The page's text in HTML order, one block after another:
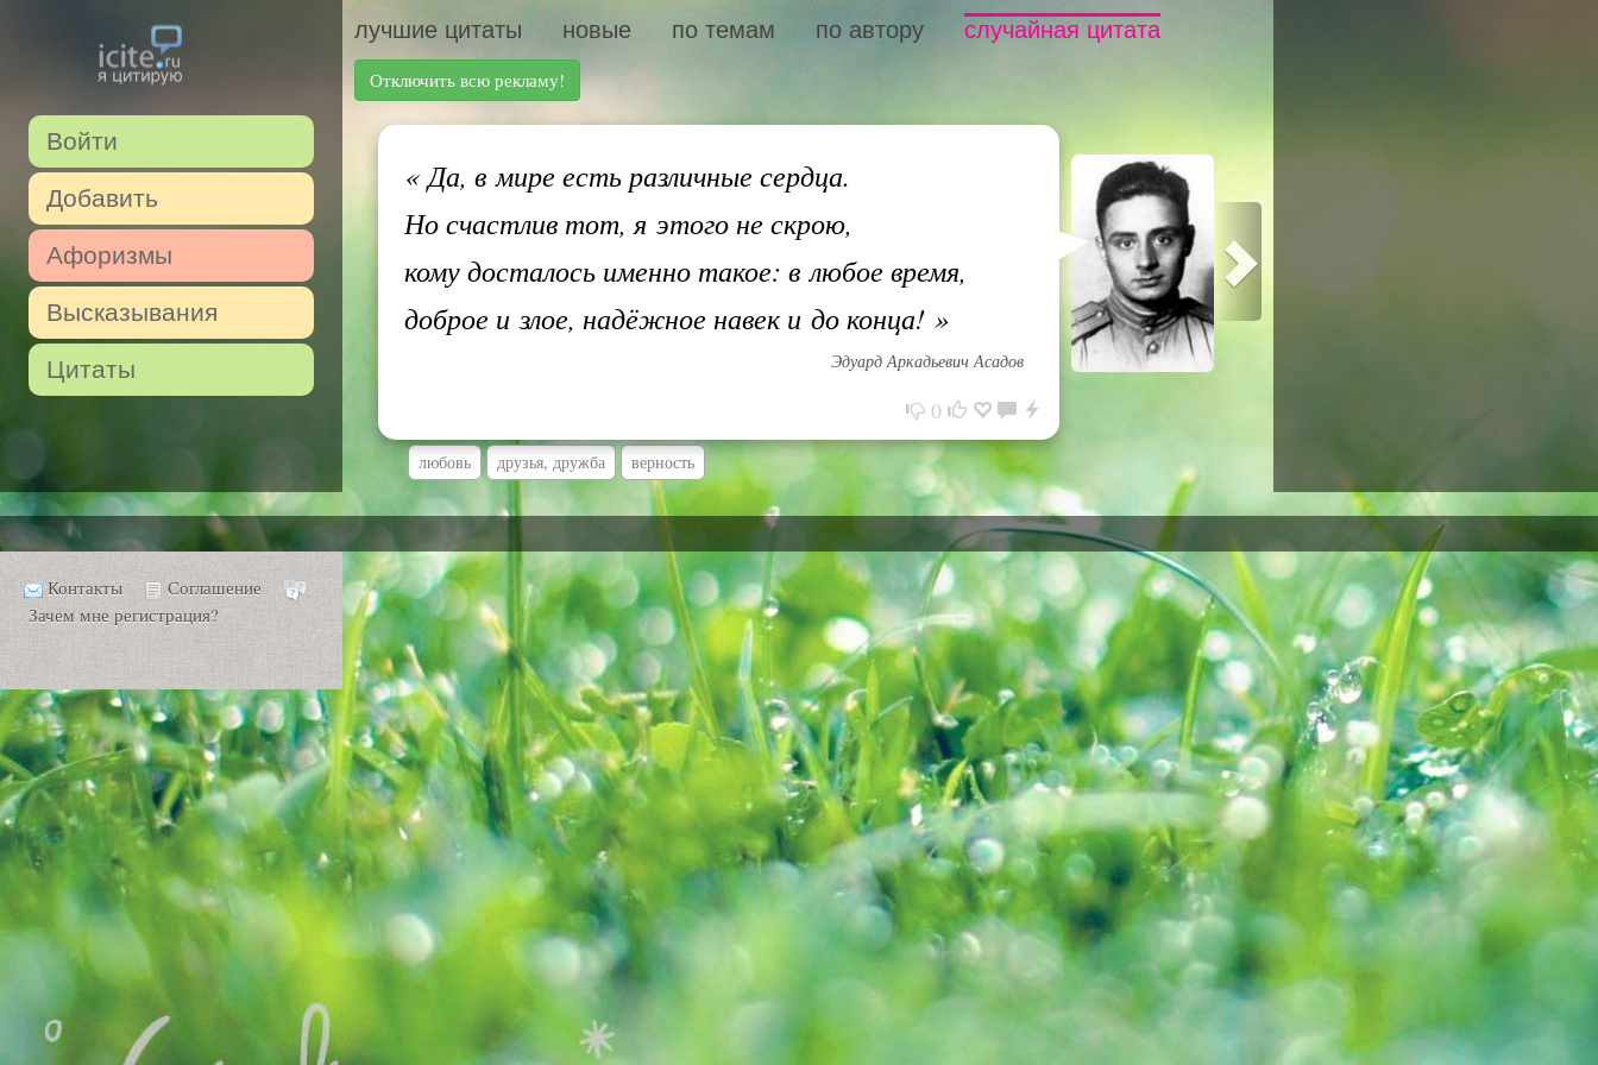
Войти
Добавить
Афоризмы
Высказывания
Цитаты
лучшие цитаты новые по темам по автору случайная цитата
Отключить всю рекламу!
«Да, в мире есть различные сердца.
Но счастлив тот, я этого не скрою,
кому досталось именно такое: в любое время,
доброе и злое, надёжное навек и до конца! »
Эдуард Аркадьевич Асадов
0
любовь друзья, дружба верность
Контакты
Соглашение
Зачем мне регистрация?